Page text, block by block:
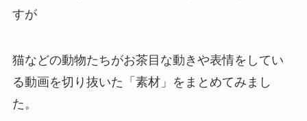
すが
猫などの動物たちがお茶目な動きや表情をしてい
る動画を切り抜いた「素材」をまとめてみまし
た。